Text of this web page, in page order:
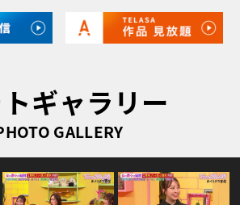
ギャラリー
GALLERY